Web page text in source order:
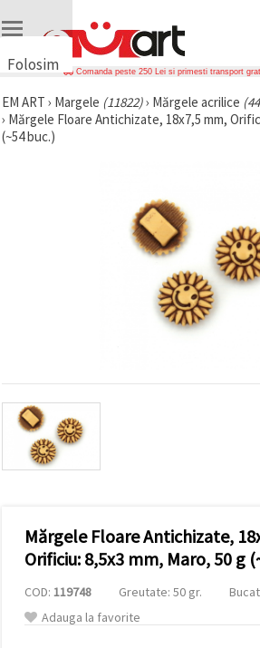
Folosim
uri
🍪 Folosim
cookie-uri
afișa
conținut și
reclame
relevante,
analiză și
marketing.
acord să
utilizați
toate
cookie -
Comanda peste 250 Lei si primesti transport
EM ART › Margele (11822)› Mărgele acrilice
› Mărgele Floare Antichizate, 18x7,5 mm,
(~54 buc.)
Mărgele Floare Antichizate,
Orificiu: 8,5x3 mm, Maro, 50 g
COD: 119748 Greutate: 50 gr.
Adauga la favorite